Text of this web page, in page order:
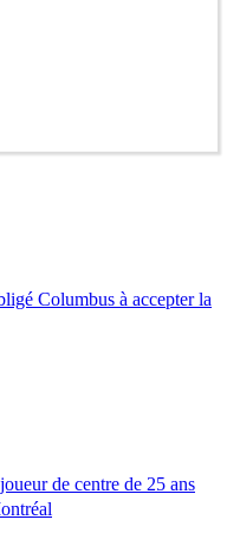
Columbus à accepter la
de centre de 25 ans